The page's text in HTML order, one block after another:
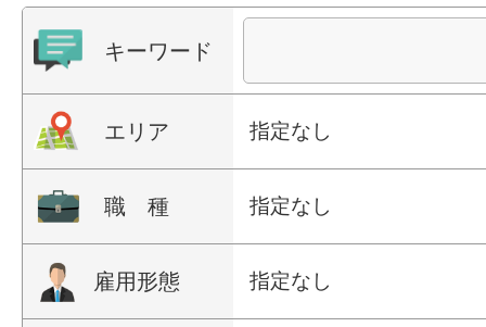
キーワード
エリア 指定なし
職 種 指定なし
雇用形態 指定なし